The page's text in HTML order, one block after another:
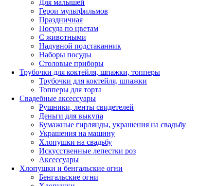
Для малышей
Герои мультфильмов
Праздничная
Посуда по цветам
С животными
Надувной подстаканник
Наборы посуды
Столовые приборы
Трубочки для коктейля, шпажки, топперы
Трубочки для коктейля, шпажки
Топперы для торта
Свадебные аксессуары
Рушники, ленты свидетелей
Деньги для выкупа
Бумажные гирлянды, украшения на свадьбу
Украшения на машину
Хлопушки на свадьбу
Искусственные лепестки роз
Аксессуары
Хлопушки и бенгальские огни
Бенгальские огни